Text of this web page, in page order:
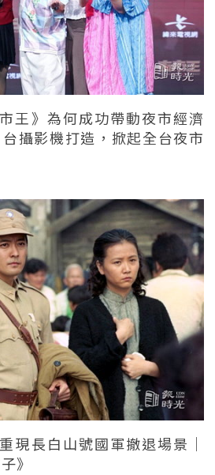
王》為何成功帶動夜市經濟
攝影機打造，掀起全台夜市
現長白山號國軍撤退場景｜
》